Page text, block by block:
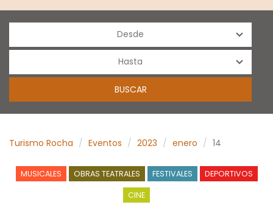
Turismo Rocha Eventos 2023 enero 14
MUSICALES OBRAS TEATRALES FESTIVALES DEPORTIVOS
CINE